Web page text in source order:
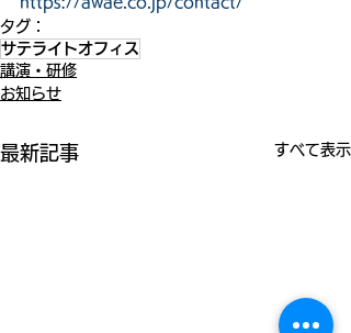
タグ：
サテライトオフィス
講演・研修
お知らせ
最新記事 すべて表示